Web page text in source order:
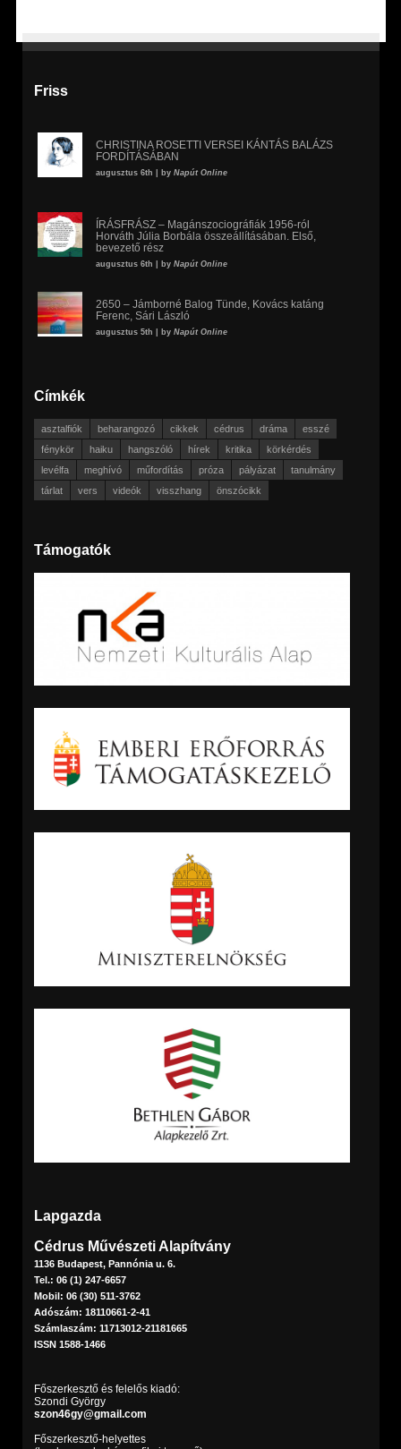
Friss
CHRISTINA ROSETTI VERSEI KÁNTÁS BALÁZS
FORDÍTÁSÁBAN
augusztus 6th | by Napút Online
ÍRÁSFRÁSZ – Magánszociográfiák 1956-ról
Horváth Júlia Borbála összeállításában. Első,
bevezető rész
augusztus 6th | by Napút Online
2650 – Jámborné Balog Tünde, Kovács katáng
Ferenc, Sári László
augusztus 5th | by Napút Online
Címkék
asztalfiók beharangozó cikkek cédrus dráma
esszé
fénykör
haiku hangszóló hírek kritika
körkérdés
levélfa
meghívó műfordítás próza pályázat
tanulmány
tárlat
vers videók visszhang önszócikk
Támogatók
Lapgazda
Cédrus Művészeti Alapítvány
1136 Budapest, Pannónia u. 6.
Tel.: 06 (1) 247-6657
Mobil: 06 (30) 511-3762
Adószám: 18110661-2-41
Számlaszám: 11713012-21181665
ISSN 1588-1466
Főszerkesztő és felelős kiadó:
Szondi György
szon46gy@gmail.com
Főszerkesztő-helyettes